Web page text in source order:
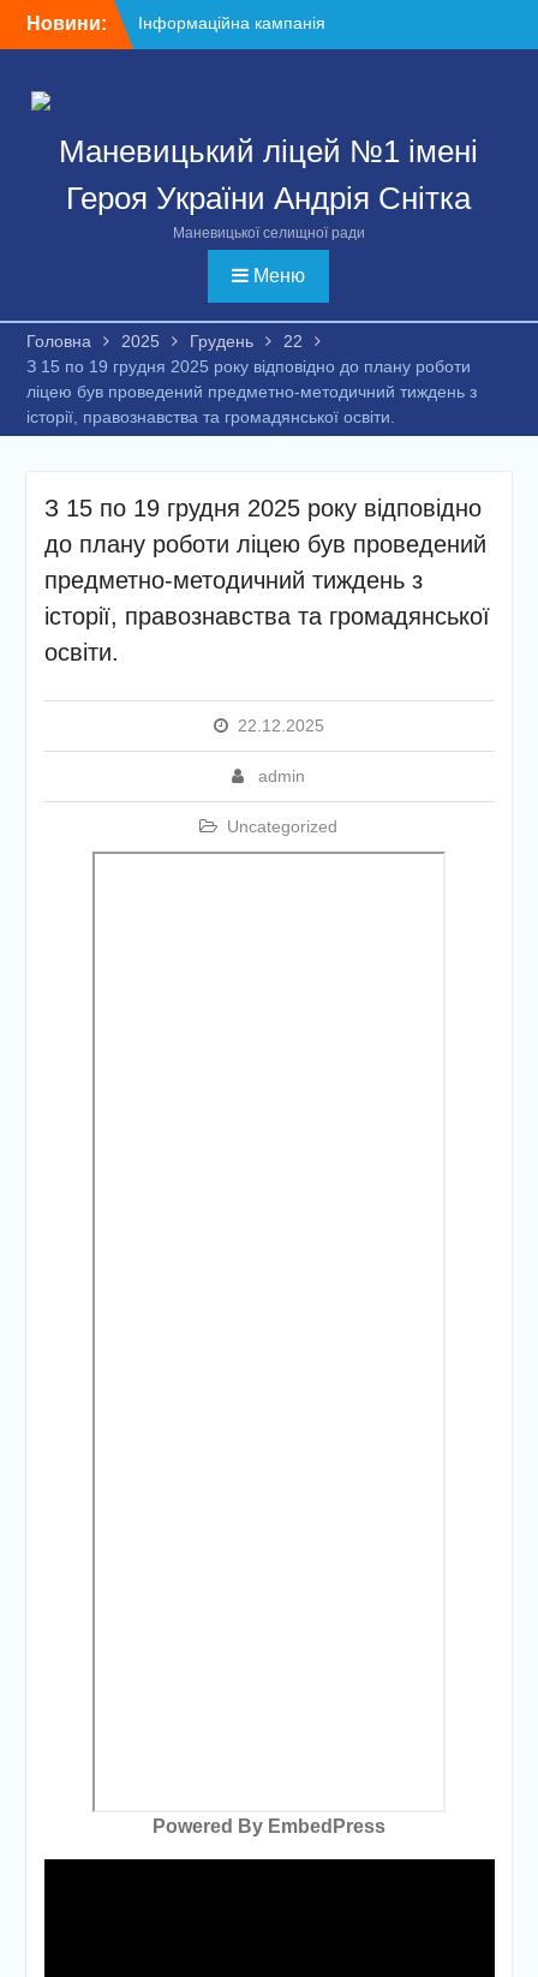
Новини:
Інформаційна кампанія
щодо вступу дітей та
освіти
5 міфів щодо вступу в
Україні для молоді з ТОТ
З 01.06 по 05.06 у м.Києві
проходив V (фінальний)
етап Всеукраїнських
змагань “Пліч-о-пліч”
(масовий футбол 1-4
класи)
Останній дзвоник – свято
прощання та нових мрій
Щиро дякуємо усім, хто
Джури рою «Воля» –
срібні призери обласного
етапу Всеукраїнської
дитячо-юнацької
«Сокіл» («Джура»)
педагогічну раду
Маневицький ліцей №1 імені
Героя України Андрія Снітка
Маневицької селищної ради
Меню
Головна 2025 Грудень
22
З 15 по 19 грудня 2025 року відповідно до плану роботи
ліцею був проведений предметно-методичний тиждень з
історії, правознавства та громадянської освіти.
З 15 по 19 грудня 2025 року відповідно
до плану роботи ліцею був проведений
предметно-методичний тиждень з
історії, правознавства та громадянської
освіти.
22.12.2025
admin
Uncategorized
Powered By EmbedPress